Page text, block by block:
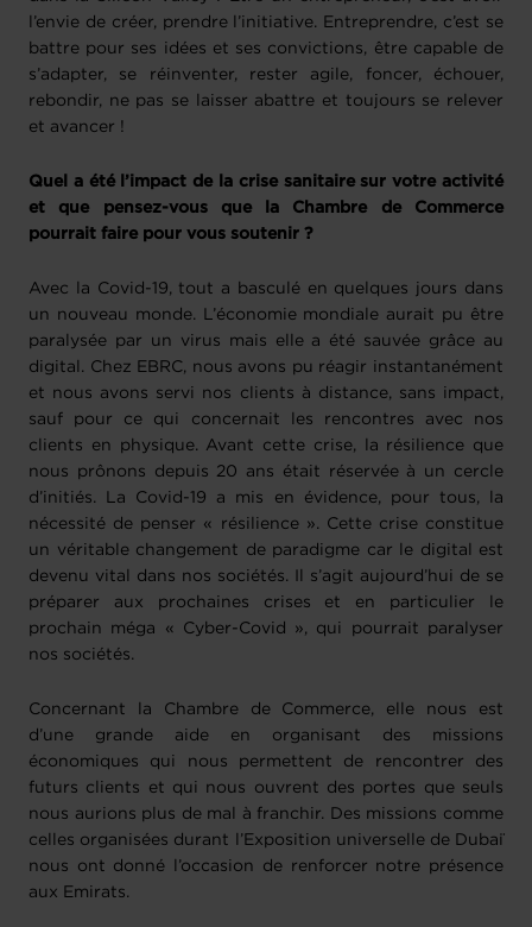
l’envie de créer, prendre l’initiative. Entreprendre, c’est se
battre pour ses idées et ses convictions, être capable de
s’adapter, se réinventer, rester agile, foncer, échouer,
rebondir, ne pas se laisser abattre et toujours se relever
et avancer !
Quel a été l’impact de la crise sanitaire sur votre activité
et que pensez-vous que la Chambre de Commerce
pourrait faire pour vous soutenir ?
Avec la Covid-19, tout a basculé en quelques jours dans
un nouveau monde. L’économie mondiale aurait pu être
paralysée par un virus mais elle a été sauvée grâce au
digital. Chez EBRC, nous avons pu réagir instantanément
et nous avons servi nos clients à distance, sans impact,
sauf pour ce qui concernait les rencontres avec nos
clients en physique. Avant cette crise, la résilience que
nous prônons depuis 20 ans était réservée à un cercle
d’initiés. La Covid-19 a mis en évidence, pour tous, la
nécessité de penser « résilience ». Cette crise constitue
un véritable changement de paradigme car le digital est
devenu vital dans nos sociétés. Il s’agit aujourd’hui de se
préparer aux prochaines crises et en particulier le
prochain méga « Cyber-Covid », qui pourrait paralyser
nos sociétés.
Concernant la Chambre de Commerce, elle nous est
d’une grande aide en organisant des missions
économiques qui nous permettent de rencontrer des
futurs clients et qui nous ouvrent des portes que seuls
nous aurions plus de mal à franchir. Des missions comme
celles organisées durant l’Exposition universelle de Dubaï
nous ont donné l’occasion de renforcer notre présence
aux Emirats.